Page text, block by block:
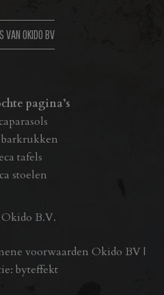
VAN OKIDO BV
pagina’s
tafels
stoelen
B.V.
voorwaarden Okido BV |
byteffekt